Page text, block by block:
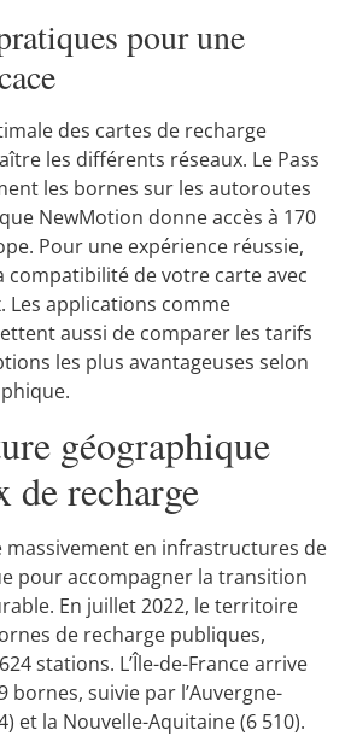
pour une
des cartes de recharge
les différents réseaux. Le Pass
les bornes sur les autoroutes
NewMotion donne accès à 170
Pour une expérience réussie,
compatibilité de votre carte avec
Les applications comme
aussi de comparer les tarifs
les plus avantageuses selon
géographique
de recharge
massivement en infrastructures de
pour accompagner la transition
En juillet 2022, le territoire
de recharge publiques,
stations. L’Île-de-France arrive
bornes, suivie par l’Auvergne-
et la Nouvelle-Aquitaine (6 510).